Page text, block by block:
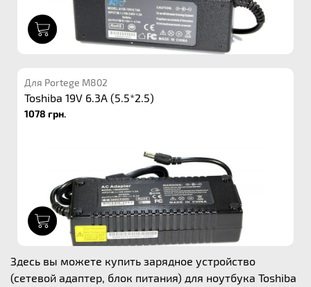
Для Portege M802
Toshiba 19V 6.3A (5.5*2.5)
1078 грн.
Здесь вы можете купить зарядное устройство
(сетевой адаптер, блок питания) для ноутбука Toshiba